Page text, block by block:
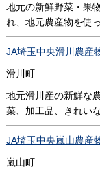
地元の新鮮野菜・果
れ、地元農産物を使
JA埼玉中央滑川農産
滑川町
地元滑川産の新鮮な
菜、加工品、きれい
JA埼玉中央嵐山農産
嵐山町